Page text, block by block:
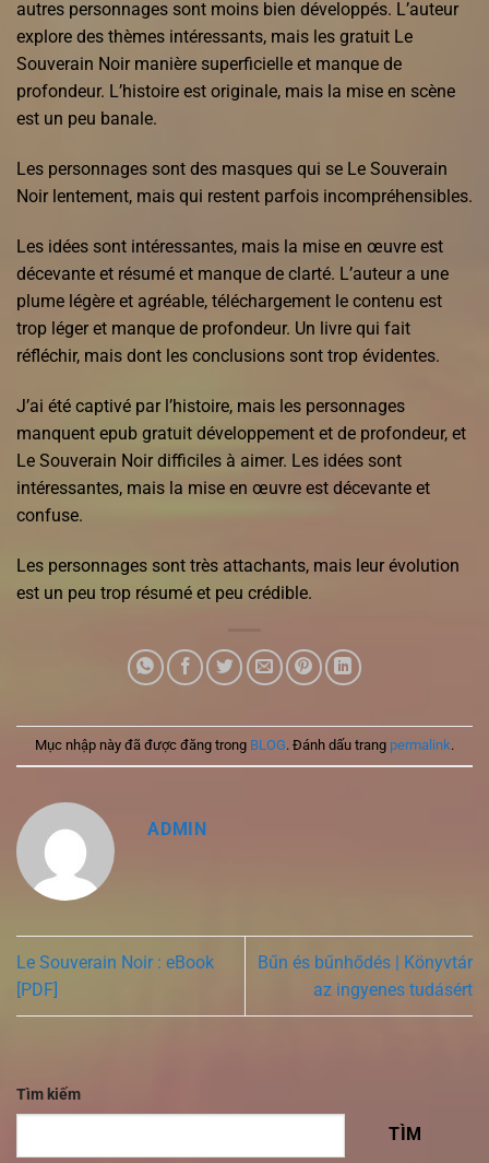
autres personnages sont moins bien développés. L’auteur
explore des thèmes intéressants, mais les gratuit Le
Souverain Noir manière superficielle et manque de
profondeur. L’histoire est originale, mais la mise en scène
est un peu banale.
Les personnages sont des masques qui se Le Souverain
Noir lentement, mais qui restent parfois incompréhensibles.
Les idées sont intéressantes, mais la mise en œuvre est
décevante et résumé et manque de clarté. L’auteur a une
plume légère et agréable, téléchargement le contenu est
trop léger et manque de profondeur. Un livre qui fait
réfléchir, mais dont les conclusions sont trop évidentes.
J’ai été captivé par l’histoire, mais les personnages
manquent epub gratuit développement et de profondeur, et
Le Souverain Noir difficiles à aimer. Les idées sont
intéressantes, mais la mise en œuvre est décevante et
confuse.
Les personnages sont très attachants, mais leur évolution
est un peu trop résumé et peu crédible.
Mục nhập này đã được đăng trong BLOG. Đánh dấu trang permalink.
ADMIN
Le Souverain Noir : eBook
[PDF]
Bűn és bűnhődés | Könyvtár
az ingyenes tudásért
Tìm kiếm
TÌM